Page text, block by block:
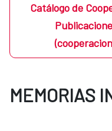
Catálogo de
MEMORIAS